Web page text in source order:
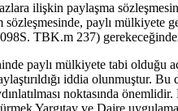
ilişkin paylaşma
paylı mülkiyete
TBK.m 237)
paylı mülkiyete tabi olduğu
iddia olunmuştur.
noktasında